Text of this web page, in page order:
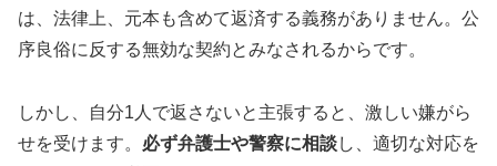
は、法律上、元本も含めて返済する義務がありません。公
序良俗に反する無効な契約とみなされるからです。
しかし、自分1人で返さないと主張すると、激しい嫌がら
せを受けます。 必ず弁護士や警察に相談し、適切な対応を